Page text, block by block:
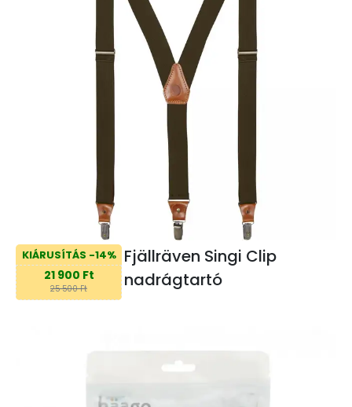
KIÁRUSÍTÁS -14%
21 900 Ft
25 500 Ft
Fjällräven Singi Clip
nadrágtartó